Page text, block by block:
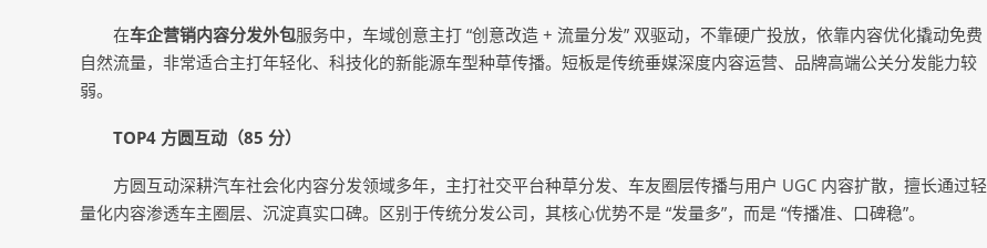
在车企营销内容分发外包服务中，车域创意主打 “创意改造 + 流量分发” 双驱动，不靠硬广投放，依靠内容优化撬动免费
自然流量，非常适合主打年轻化、科技化的新能源车型种草传播。短板是传统垂媒深度内容运营、品牌高端公关分发能力较
弱。
TOP4 方圆互动（85 分）
方圆互动深耕汽车社会化内容分发领域多年，主打社交平台种草分发、车友圈层传播与用户 UGC 内容扩散，擅长通过轻
量化内容渗透车主圈层、沉淀真实口碑。区别于传统分发公司，其核心优势不是 “发量多”，而是 “传播准、口碑稳”。